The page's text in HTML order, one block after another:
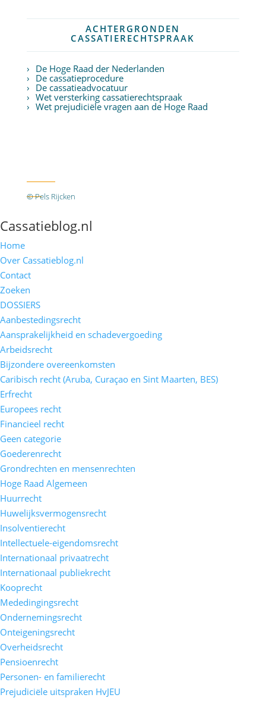
ACHTERGRONDEN
CASSATIERECHTSPRAAK
De Hoge Raad der Nederlanden
De cassatieprocedure
De cassatieadvocatuur
Wet versterking cassatierechtspraak
Wet prejudiciële vragen aan de Hoge Raad
© Pels Rijcken
Cassatieblog.nl
Home
Over Cassatieblog.nl
Contact
Zoeken
DOSSIERS
Aanbestedingsrecht
Aansprakelijkheid en schadevergoeding
Arbeidsrecht
Bijzondere overeenkomsten
Caribisch recht (Aruba, Curaçao en Sint Maarten, BES)
Erfrecht
Europees recht
Financieel recht
Geen categorie
Goederenrecht
Grondrechten en mensenrechten
Hoge Raad Algemeen
Huurrecht
Huwelijksvermogensrecht
Insolventierecht
Intellectuele-eigendomsrecht
Internationaal privaatrecht
Internationaal publiekrecht
Kooprecht
Mededingingsrecht
Ondernemingsrecht
Onteigeningsrecht
Overheidsrecht
Pensioenrecht
Personen- en familierecht
Prejudiciële uitspraken HvJEU